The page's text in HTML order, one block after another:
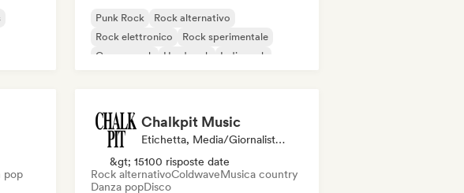
Punk Rock
Rock alternativo
Rock elettronico
Rock sperimentale
Garage rock
Hard rock
Indie rock
pop
Chalkpit Music
Etichetta, Media/Giornalista, Curatore Di Playlist
&gt; 15100 risposte date
Rock alternativoColdwaveMusica country
Danza popDisco